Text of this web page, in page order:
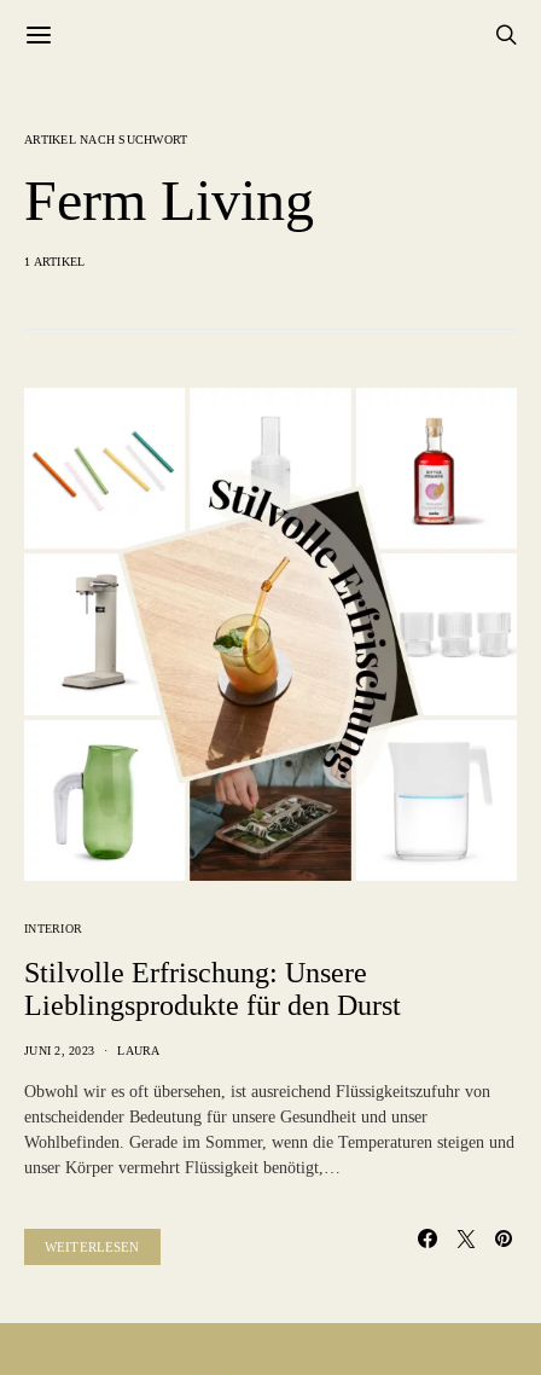
ARTIKEL NACH SUCHWORT
Ferm Living
1 ARTIKEL
INTERIOR
Stilvolle Erfrischung: Unsere
Lieblingsprodukte für den Durst
JUNI 2, 2023 LAURA
Obwohl wir es oft übersehen, ist ausreichend Flüssigkeitszufuhr von
entscheidender Bedeutung für unsere Gesundheit und unser
Wohlbefinden. Gerade im Sommer, wenn die Temperaturen steigen und
unser Körper vermehrt Flüssigkeit benötigt,…
WEITERLESEN